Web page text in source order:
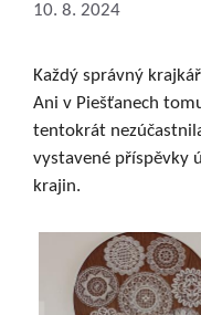
10. 8. 2024
Každý správný
Ani v Piešťanech
tentokrát
vystavené příspěvky
krajin.